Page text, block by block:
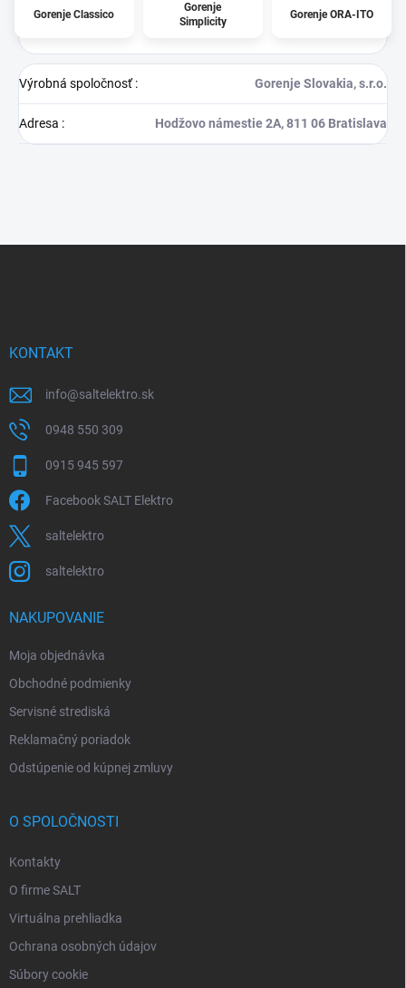
Gorenje Classico
Gorenje
Simplicity
Gorenje ORA-ITO
Výrobná spoločnosť: Gorenje Slovakia, s.r.o.
Adresa : Hodžovo námestie 2A, 811 06 Bratislava
KONTAKT
info@saltelektro.sk
0948 550 309
0915 945 597
Facebook SALT Elektro
saltelektro
saltelektro
NAKUPOVANIE
Moja objednávka
Obchodné podmienky
Servisné strediská
Reklamačný poriadok
Odstúpenie od kúpnej zmluvy
O SPOLOČNOSTI
Kontakty
O firme SALT
Virtuálna prehliadka
Ochrana osobných údajov
Súbory cookie